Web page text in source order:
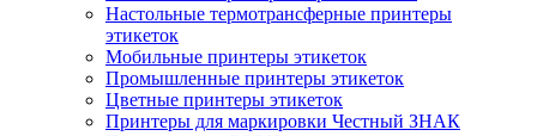
Настольные термотрансферные принтеры
этикеток
Мобильные принтеры этикеток
Промышленные принтеры этикеток
Цветные принтеры этикеток
Принтеры для маркировки Честный ЗНАК